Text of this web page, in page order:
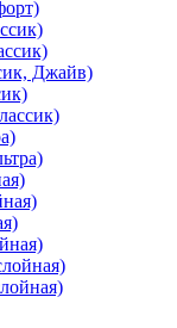
Джайв)